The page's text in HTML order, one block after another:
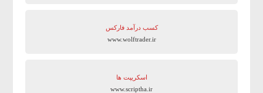
کسب درآمد فارکس
www.wolftrader.ir
اسکریپت ها
www.scriptha.ir